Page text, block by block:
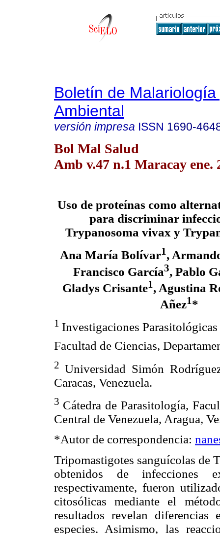
Boletín de
Ambiental
versión impresa ISSN 1690-
Bol Mal Salud
Amb v.47 n.1 Maracay ene.
Uso de proteínas como
para discriminar
Trypanosoma vivax y
Ana María Bolívar1,
Francisco García3, Pablo
Gladys Crisante1, Agustina
Añez1*
1 Investigaciones Parasitológicas
Facultad de Ciencias,
2 Universidad Simón
Caracas, Venezuela.
3 Cátedra de Parasitología,
Central de Venezuela, Aragua,
*Autor de correspondencia:
Tripomastigotes sanguícolas de
obtenidos de infecciones
respectivamente, fueron
citosólicas mediante el
resultados revelan
especies. Asimismo, las